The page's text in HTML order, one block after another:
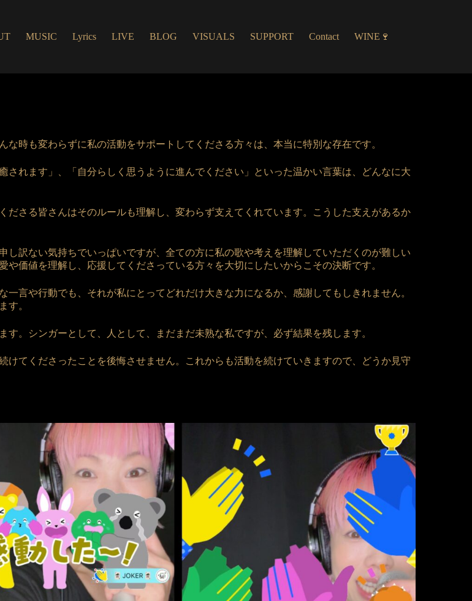
MUSIC Lyrics LIVE BLOG VISUALS SUPPORT Contact WINE🍷
時も変わらずに私の活動をサポートしてくださる方々は、本当に特別な存在です。
されます」、「自分らしく思うように進んでください」といった温かい言葉は、どんなに大
さる皆さんはそのルールも理解し、変わらず支えてくれています。こうした支えがあるか
訳ない気持ちでいっぱいですが、全ての方に私の歌や考えを理解していただくのが難しい
価値を理解し、応援してくださっている方々を大切にしたいからこその決断です。
言や行動でも、それが私にとってどれだけ大きな力になるか、感謝してもしきれません。
す。
。シンガーとして、人として、まだまだ未熟な私ですが、必ず結果を残します。
てくださったことを後悔させません。これからも活動を続けていきますので、どうか見守